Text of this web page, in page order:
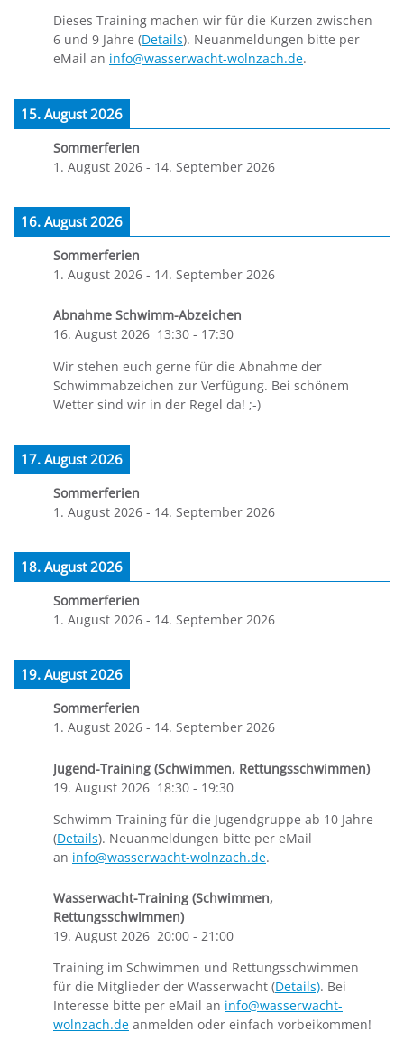
Dieses Training machen wir für die Kurzen zwischen
6 und 9 Jahre (Details). Neuanmeldungen bitte per
eMail an info@wasserwacht-wolnzach.de.
15. August 2026
Sommerferien
1. August 2026 - 14. September 2026
16. August 2026
Sommerferien
1. August 2026 - 14. September 2026
Abnahme Schwimm-Abzeichen
16. August 2026 13:30 - 17:30
Wir stehen euch gerne für die Abnahme der
Schwimmabzeichen zur Verfügung. Bei schönem
Wetter sind wir in der Regel da! ;-)
17. August 2026
Sommerferien
1. August 2026 - 14. September 2026
18. August 2026
Sommerferien
1. August 2026 - 14. September 2026
19. August 2026
Sommerferien
1. August 2026 - 14. September 2026
Jugend-Training (Schwimmen, Rettungsschwimmen)
19. August 2026 18:30 - 19:30
Schwimm-Training für die Jugendgruppe ab 10 Jahre
(Details). Neuanmeldungen bitte per eMail
an info@wasserwacht-wolnzach.de.
Wasserwacht-Training (Schwimmen,
Rettungsschwimmen)
19. August 2026 20:00 - 21:00
Training im Schwimmen und Rettungsschwimmen
für die Mitglieder der Wasserwacht (Details). Bei
Interesse bitte per eMail an info@wasserwacht-
wolnzach.de anmelden oder einfach vorbeikommen!